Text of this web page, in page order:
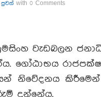
පුවත් with 0 Comments
වැඩබලන
ගෝඨාභය
නිවේදනය
දුන්නේය.